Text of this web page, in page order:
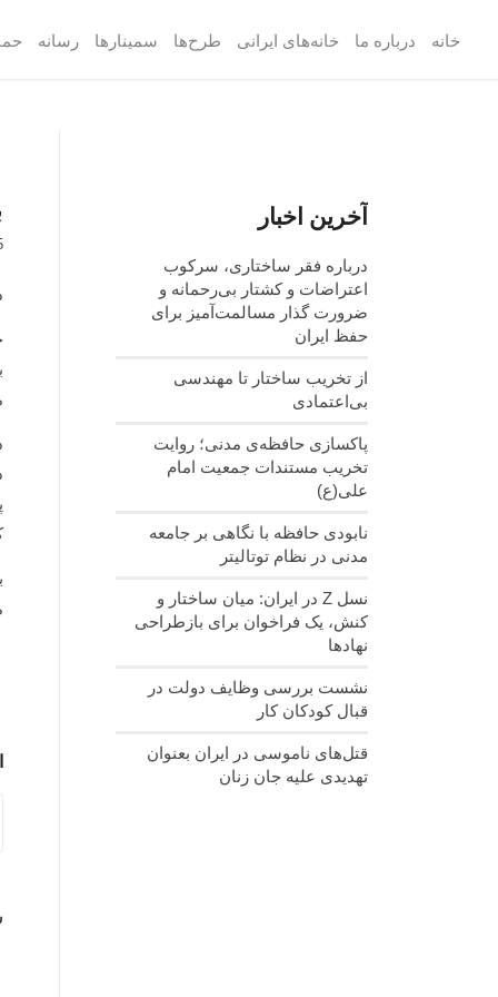
خانه درباره ما خانه‌های ایرانی طرح‌ها سمینارها رسانه
آخرین اخبار
درباره فقر ساختاری، سرکوب
اعتراضات و کشتار بی‌رحمانه و
ضرورت گذار مسالمت‌آمیز برای
حفظ ایران
از تخریب ساختار تا مهندسی
بی‌اعتمادی
پاکسازی حافظه‌ی مدنی؛ روایت
تخریب مستندات جمعیت امام
علی(ع)
نابودی حافظه با نگاهی بر جامعه
مدنی در نظام توتالیتر
نسل‌ Z در ایران: میان ساختار و
کنش، یک فراخوان برای بازطراحی
نهادها
نشست بررسی وظایف دولت در
قبال کودکان کار
قتل‌های ناموسی در ایران بعنوان
تهدیدی علیه جان زنان